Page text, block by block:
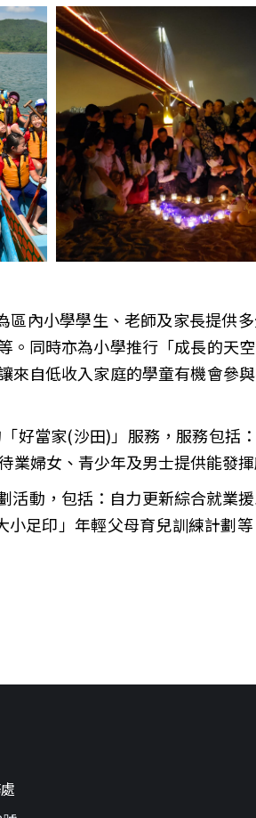
內小學學生、老師及家長提供
同時亦為小學推行「成長的天
自低收入家庭的學童有機會參
好當家(沙田)」服務，服務包括
婦女、青少年及男士提供能發
動，包括：自力更新綜合就業
足印」年輕父母育兒訓練計劃